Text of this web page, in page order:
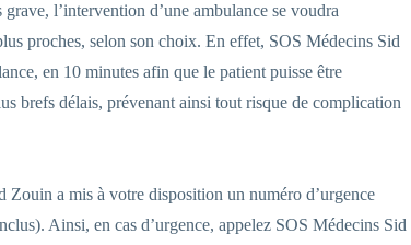
l’intervention d’une ambulance se voudra
proches, selon son choix. En effet, SOS Médecins Sid
en 10 minutes afin que le patient puisse être
brefs délais, prévenant ainsi tout risque de complication
a mis à votre disposition un numéro d’urgence
Ainsi, en cas d’urgence, appelez SOS Médecins Sid